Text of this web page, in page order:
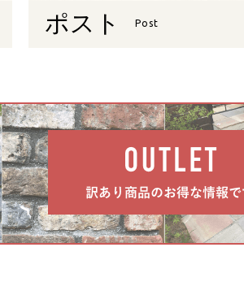
ポスト Post